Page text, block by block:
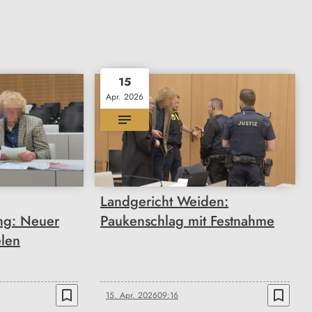
Neuer
bookmark_border
15
Apr. 2026
Landgericht Weiden:
Paukenschlag mit Festnahme
15. Apr. 202609:16 bookmark_border